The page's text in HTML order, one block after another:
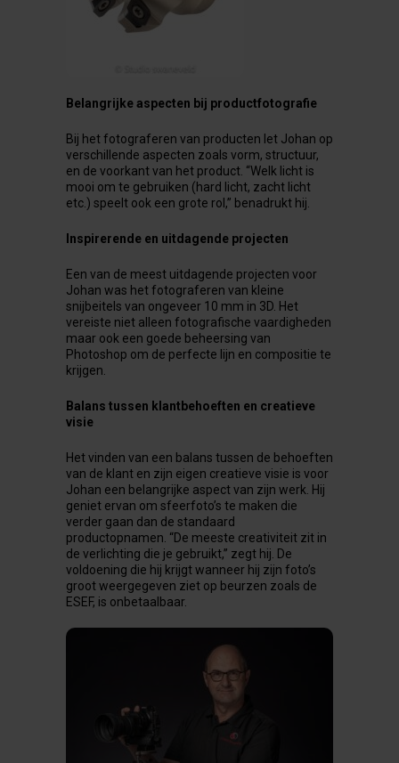
Belangrijkeaspecten bij productfotografie
Bij het fotograferen van producten let Johan op
verschillende aspecten zoals vorm, structuur,
en de voorkant van het product. “Welk licht is
mooi om te gebruiken (hard licht, zacht licht
etc.) speelt ook een grote rol,” benadrukt hij.
Inspirerende en uitdagende projecten
Een van de meest uitdagende projecten voor
Johan was het fotograferen van kleine
snijbeitels van ongeveer 10 mm in 3D. Het
vereiste niet alleen fotografische vaardigheden
maar ook een goede beheersing van
Photoshop om de perfecte lijn en compositie te
krijgen.
Balans tussen klantbehoeften en creatieve
visie
Het vinden van een balans tussen de behoeften
van de klant en zijn eigen creatieve visie is voor
Johan een belangrijke aspect van zijn werk. Hij
geniet ervan om sfeerfoto’s te maken die
verder gaan dan de standaard
productopnamen. “De meeste creativiteit zit in
de verlichting die je gebruikt,” zegt hij. De
voldoening die hij krijgt wanneer hij zijn foto’s
groot weergegeven ziet op beurzen zoals de
ESEF, is onbetaalbaar.